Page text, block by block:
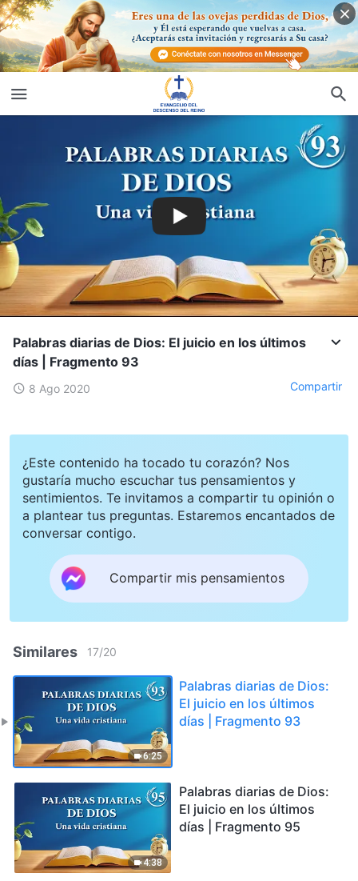
Palabras diarias de Dios: El juicio en los últimos
días | Fragmento 93
8 Ago 2020 Compartir
¿Este contenido ha tocado tu corazón? Nos
gustaría mucho escuchar tus pensamientos y
sentimientos. Te invitamos a compartir tu opinión o
a plantear tus preguntas. Estaremos encantados de
conversar contigo.
Compartir mis pensamientos
Similares 17/20
6:25
Palabras diarias de Dios:
El juicio en los últimos
días | Fragmento 93
4:38
Palabras diarias de Dios:
El juicio en los últimos
días | Fragmento 95